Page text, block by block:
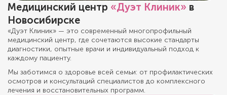
Медицинский центр «Дуэт Клиник» в
Новосибирске
«Дуэт Клиник» — это современный многопрофильный
медицинский центр, где сочетаются высокие стандарты
диагностики, опытные врачи и индивидуальный подход к
каждому пациенту.
Мы заботимся о здоровье всей семьи: от профилактических
осмотров и консультаций специалистов до комплексного
лечения и восстановительных программ.